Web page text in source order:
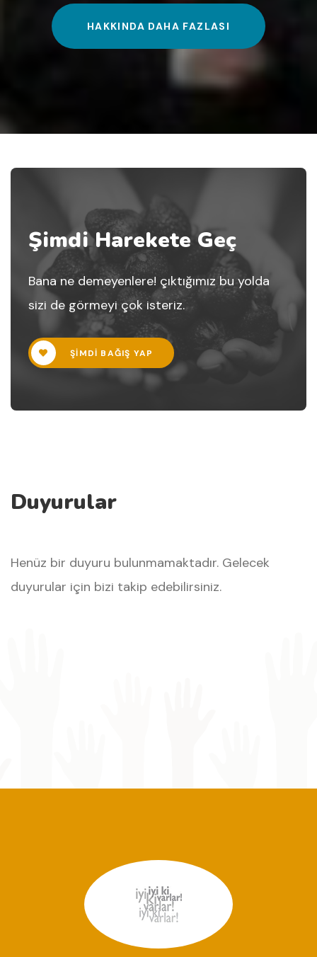
HAKKINDA DAHA FAZLASI
Şimdi Harekete Geç
Bana ne demeyenlere! çıktığımız bu yolda
sizi de görmeyi çok isteriz.
ŞIMDI BAĞIŞ YAP
Duyurular
Henüz bir duyuru bulunmamaktadır. Gelecek
duyurular için bizi takip edebilirsiniz.